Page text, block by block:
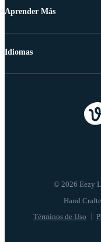
Aprender Más
© 2026 Eezy
Términos de Uso
Idiomas